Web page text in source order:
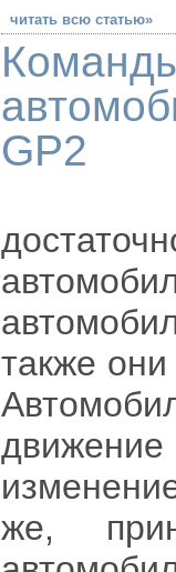
читать всю статью»
GP2
также
движение
же,